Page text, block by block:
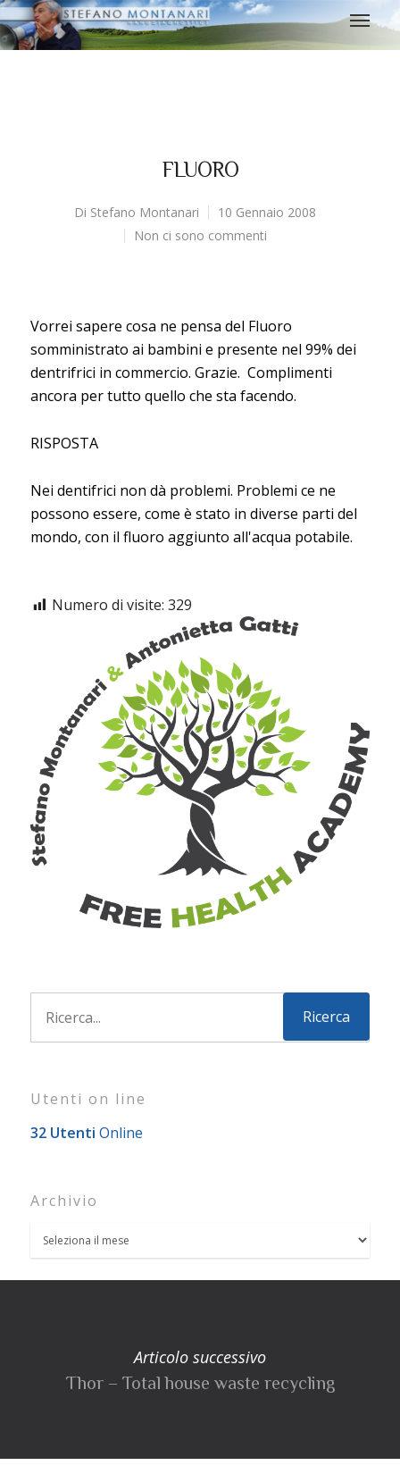
FLUORO
Di Stefano Montanari
10 Gennaio 2008
Non ci sono commenti
Vorrei sapere cosa ne pensa del Fluoro
somministrato ai bambini e presente nel 99% dei
dentrifrici in commercio. Grazie. Complimenti
ancora per tutto quello che sta facendo.
RISPOSTA
Nei dentifrici non dà problemi. Problemi ce ne
possono essere, come è stato in diverse parti del
mondo, con il fluoro aggiunto all'acqua potabile.
Numero di visite: 329
Utenti on line
32 Utenti Online
Archivio
Articolo successivo
Thor – Total house waste recycling